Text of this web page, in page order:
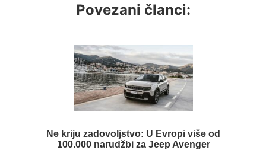
Povezani članci:
Ne kriju zadovoljstvo: U Evropi više od
100.000 narudžbi za Jeep Avenger